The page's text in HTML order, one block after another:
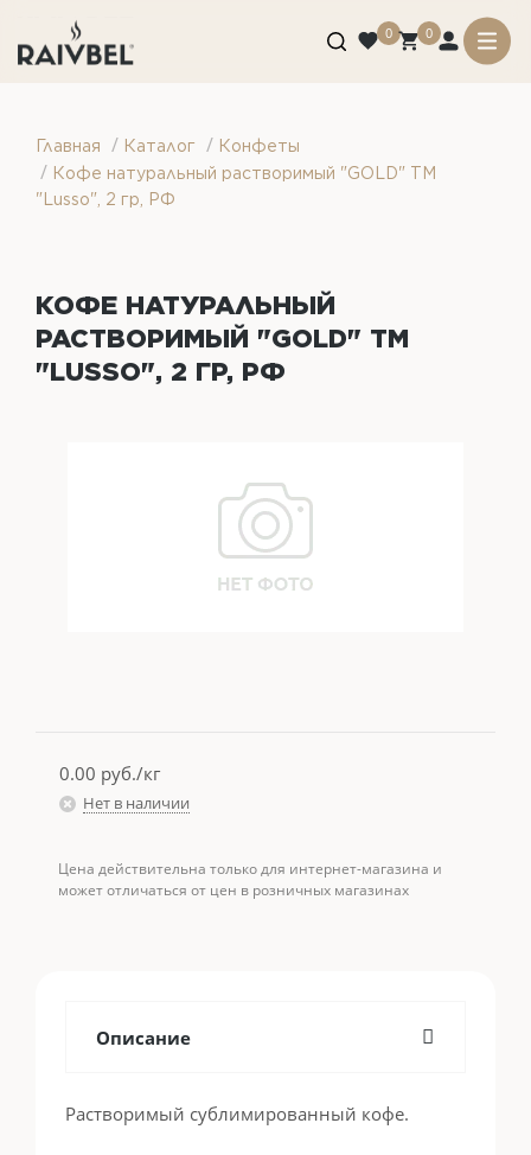
0 0
Главная / Каталог / Конфеты
/ Кофе натуральный растворимый "GOLD" ТМ
"Lusso", 2 гр, РФ
КОФЕ НАТУРАЛЬНЫЙ
РАСТВОРИМЫЙ "GOLD" ТМ
"LUSSO", 2 ГР, РФ
0.00 руб./кг
Нет в наличии
Цена действительна только для интернет-магазина и
может отличаться от цен в розничных магазинах
Описание
Растворимый сублимированный кофе.